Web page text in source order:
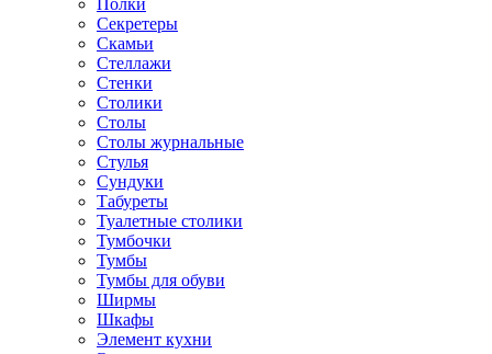
Полки
Секретеры
Скамьи
Стеллажи
Стенки
Столики
Столы
Столы журнальные
Стулья
Сундуки
Табуреты
Туалетные столики
Тумбочки
Тумбы
Тумбы для обуви
Ширмы
Шкафы
Элемент кухни